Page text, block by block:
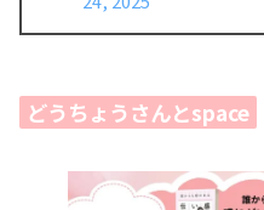
どうちょうさんとspace